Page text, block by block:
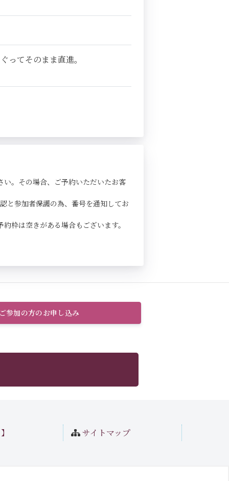
ってそのまま直進。
。その場合、ご予約いただいたお客
と参加者保護の為、番号を通知してお
枠は空きがある場合もございます。
参加の方のお申し込み
サイトマップ